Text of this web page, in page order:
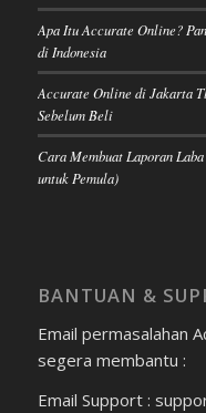
Apa Itu Accurate Online?
di Indonesia
Accurate Online di Jakarta
Sebelum Beli
Cara Membuat Laporan
untuk Pemula)
BANTUAN &
Email permasalahan
segera membantu :
Email Support :